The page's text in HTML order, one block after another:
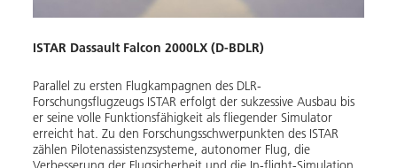
ISTAR Dassault Falcon 2000LX (D-BDLR)
Parallel zu ersten Flugkampagnen des DLR-
Forschungsflugzeugs ISTAR erfolgt der sukzessive Ausbau bis
er seine volle Funktionsfähigkeit als fliegender Simulator
erreicht hat. Zu den Forschungsschwerpunkten des ISTAR
zählen Pilotenassistenzsysteme, autonomer Flug, die